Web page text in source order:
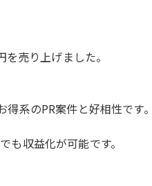
売り上げました。
系のPR案件と好相性です。
も収益化が可能です。